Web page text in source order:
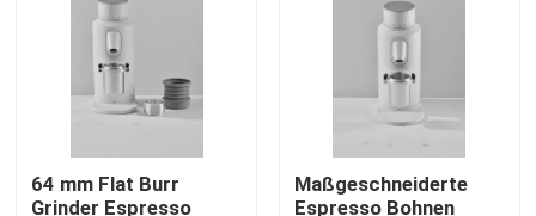
64 mm Flat Burr
Grinder Espresso
Maßgeschneiderte
Espresso Bohnen